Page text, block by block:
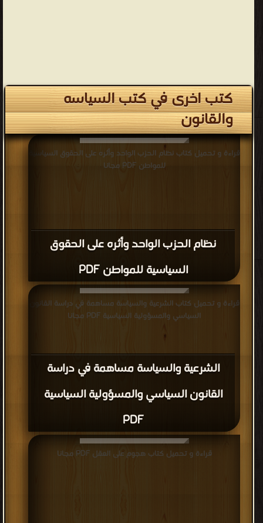
كتب اخرى في كتب السياسه
والقانون
نظام الحزب الواحد وأثره على الحقوق
السياسية للمواطن PDF
قراءة و تحميل كتاب نظام الحزب الواحد وأثره على الحقوق السياسية
للمواطن PDF مجانا
الشرعية والسياسة مساهمة في دراسة
القانون السياسي والمسؤولية السياسية
PDF
قراءة و تحميل كتاب الشرعية والسياسة مساهمة في دراسة القانون
السياسي والمسؤولية السياسية PDF مجانا
قراءة و تحميل كتاب هجوم على العقل PDF مجانا